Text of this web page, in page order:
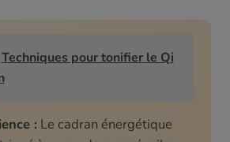
Techniques pour tonifier le Qi
: Le cadran énergétique